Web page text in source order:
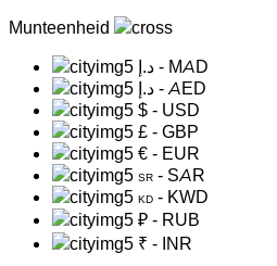
Munteenheid
د.إ - MAD
د.إ - AED
$ - USD
£ - GBP
€ - EUR
SR - SAR
KD - KWD
₽ - RUB
₹ - INR